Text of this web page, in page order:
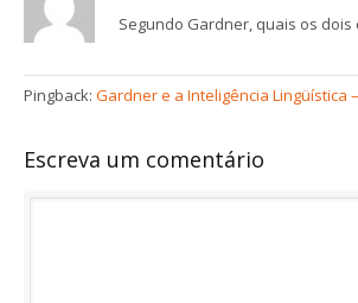
Segundo Gardner, quais os
Pingback: Gardner e a Inteligência Lingüística
Escreva um comentário